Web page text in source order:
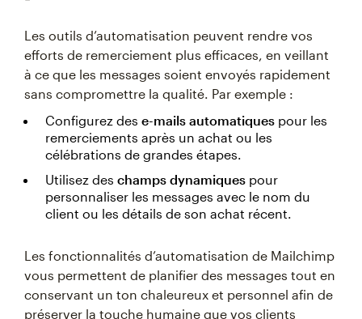
Les outils d’automatisation peuvent rendre vos
efforts de remerciement plus efficaces, en veillant
à ce que les messages soient envoyés rapidement
sans compromettre la qualité. Par exemple :
Configurez des e-mails automatiques pour les
remerciements après un achat ou les
célébrations de grandes étapes.
Utilisez des champs dynamiques pour
personnaliser les messages avec le nom du
client ou les détails de son achat récent.
Les fonctionnalités d’automatisation de Mailchimp
vous permettent de planifier des messages tout en
conservant un ton chaleureux et personnel afin de
préserver la touche humaine que vos clients